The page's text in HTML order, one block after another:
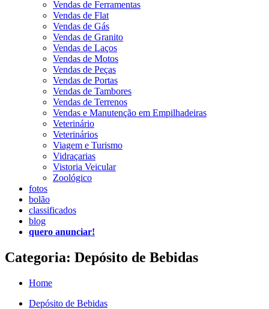
Vendas de Ferramentas
Vendas de Flat
Vendas de Gás
Vendas de Granito
Vendas de Laços
Vendas de Motos
Vendas de Peças
Vendas de Portas
Vendas de Tambores
Vendas de Terrenos
Vendas e Manutenção em Empilhadeiras
Veterinário
Veterinários
Viagem e Turismo
Vidraçarias
Vistoria Veicular
Zoológico
fotos
bolão
classificados
blog
quero anunciar!
Categoria: Depósito de Bebidas
Home
Depósito de Bebidas